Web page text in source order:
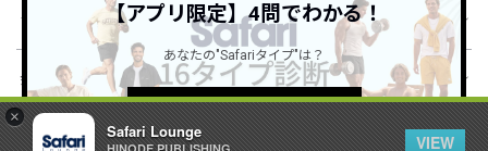
×
Safari Lounge
VIEW
ショッピングガイド
会社概要・規約
【アプリ限定】4問でわかる！
あなたの"Safariタイプ"は？
詳しくはこちら ＞